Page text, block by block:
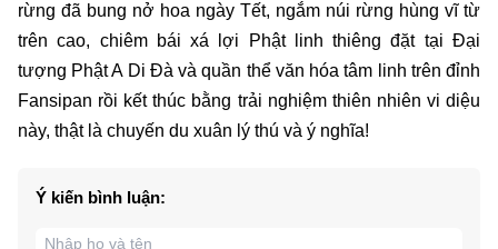
rừng đã bung nở hoa ngày Tết, ngắm núi rừng hùng vĩ từ
trên cao, chiêm bái xá lợi Phật linh thiêng đặt tại Đại
tượng Phật A Di Đà và quần thể văn hóa tâm linh trên đỉnh
Fansipan rồi kết thúc bằng trải nghiệm thiên nhiên vi diệu
này, thật là chuyến du xuân lý thú và ý nghĩa!
Ý kiến bình luận: